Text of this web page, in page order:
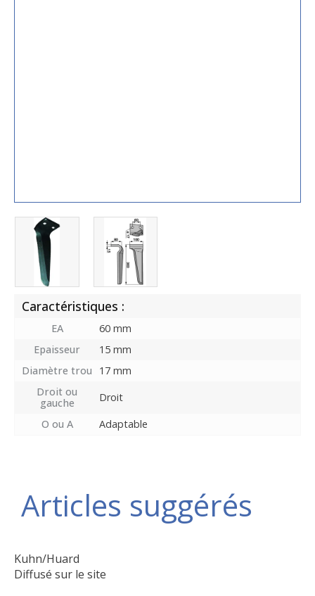
Caractéristiques :
EA
60 mm
Epaisseur
15 mm
Diamètre trou
17 mm
Droit ou
gauche
Droit
O ou A
Adaptable
Articles suggérés
Kuhn/Huard
Diffusé sur le site